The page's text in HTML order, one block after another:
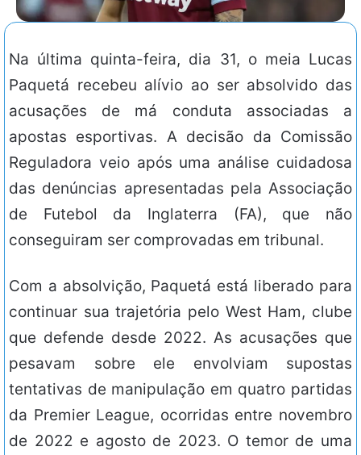
Na última quinta-feira, dia 31, o meia Lucas
Paquetá recebeu alívio ao ser absolvido das
acusações de má conduta associadas a
apostas esportivas. A decisão da Comissão
Reguladora veio após uma análise cuidadosa
das denúncias apresentadas pela Associação
de Futebol da Inglaterra (FA), que não
conseguiram ser comprovadas em tribunal.
Com a absolvição, Paquetá está liberado para
continuar sua trajetória pelo West Ham, clube
que defende desde 2022. As acusações que
pesavam sobre ele envolviam supostas
tentativas de manipulação em quatro partidas
da Premier League, ocorridas entre novembro
de 2022 e agosto de 2023. O temor de uma